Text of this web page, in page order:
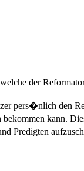
der
den
kann.
Predigten